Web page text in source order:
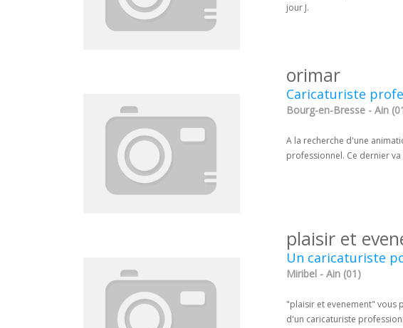
jour J.
orimar
Caricaturiste
Bourg-en-Bresse - Ain
A la recherche d'une
professionnel. Ce dernier
plaisir et
Un caricaturiste
Miribel - Ain (01)
"plaisir et evenement" vous
d'un caricaturiste